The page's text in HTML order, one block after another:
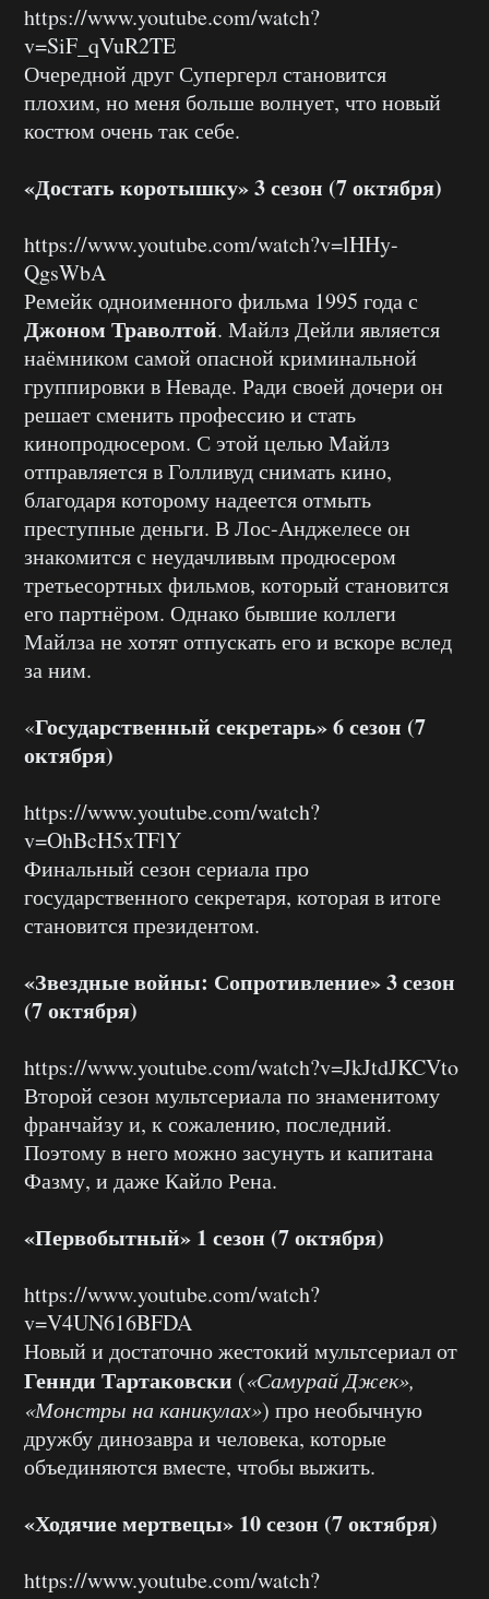
https://www.youtube.com/watch?
v=SiF_qVuR2TE
Очередной друг Супергерл становится
плохим, но меня больше волнует, что новый
костюм очень так себе.
«Достать коротышку» 3 сезон (7 октября)
https://www.youtube.com/watch?v=lHHy-
QgsWbA
Ремейк одноименного фильма 1995 года с
Джоном Траволтой. Майлз Дейли является
наёмником самой опасной криминальной
группировки в Неваде. Ради своей дочери он
решает сменить профессию и стать
кинопродюсером. С этой целью Майлз
отправляется в Голливуд снимать кино,
благодаря которому надеется отмыть
преступные деньги. В Лос-Анджелесе он
знакомится с неудачливым продюсером
третьесортных фильмов, который становится
его партнёром. Однако бывшие коллеги
Майлза не хотят отпускать его и вскоре вслед
за ним.
«Государственный секретарь» 6 сезон (7
октября)
https://www.youtube.com/watch?
v=OhBcH5xTFlY
Финальный сезон сериала про
государственного секретаря, которая в итоге
становится президентом.
«Звездные войны: Сопротивление» 3 сезон
(7 октября)
https://www.youtube.com/watch?v=JkJtdJKCVto
Второй сезон мультсериала по знаменитому
франчайзу и, к сожалению, последний.
Поэтому в него можно засунуть и капитана
Фазму, и даже Кайло Рена.
«Первобытный» 1 сезон (7 октября)
https://www.youtube.com/watch?
v=V4UN616BFDA
Новый и достаточно жестокий мультсериал от
Геннди Тартаковски («Самурай Джек»,
«Монстры на каникулах») про необычную
дружбу динозавра и человека, которые
объединяются вместе, чтобы выжить.
«Ходячие мертвецы» 10 сезон (7 октября)
https://www.youtube.com/watch?